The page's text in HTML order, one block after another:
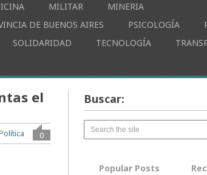
MILITAR
MINERIA
DE BUENOS AIRES PSICOLOGÍA
SOLIDARIDAD TECNOLOGÍA
el
0
Buscar:
Popular Posts